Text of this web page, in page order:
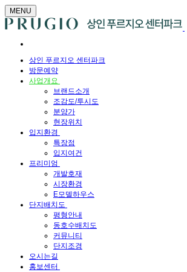
MENU
상인 푸르지오 센터파크
방문예약
사업개요
브랜드소개
조감도/투시도
분양가
현장위치
입지환경
특장점
입지여건
프리미엄
개발호재
시장환경
E모델하우스
단지배치도
평형안내
동호수배치도
커뮤니티
단지조경
오시는길
홍보센터